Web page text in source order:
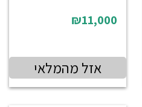
₪11,000
אזל מהמלאי